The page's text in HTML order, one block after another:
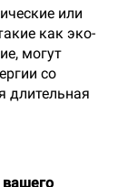
или
как эко-
могут
со
длительная
вашего